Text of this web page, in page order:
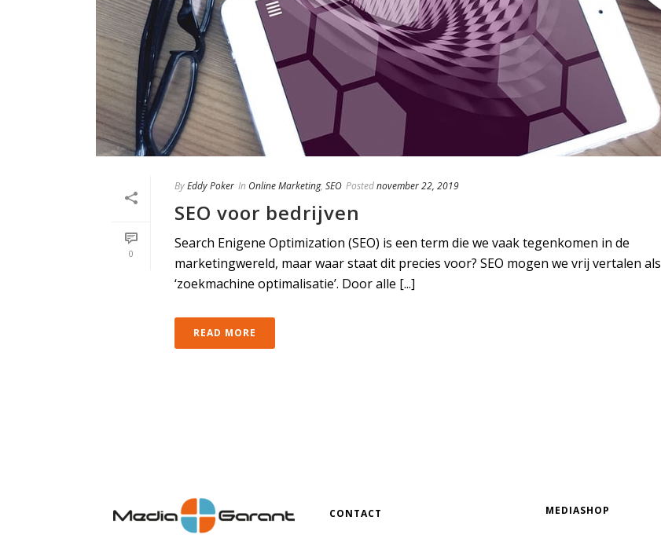
0
ByEddy Poker In Online Marketing, SEO Postednovember 22, 2019
SEO voor bedrijven
Search Enigene Optimization (SEO) is een term die we vaak tegenkomen in de
marketingwereld, maar waar staat dit precies voor? SEO mogen we vrij vertalen als
‘zoekmachine optimalisatie’. Door alle [...]
READ MORE
CONTACT MEDIASHOP